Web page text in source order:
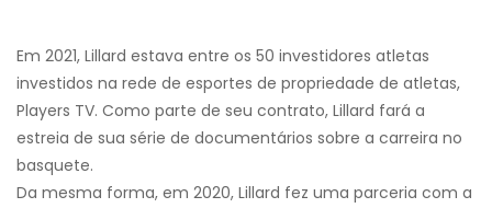
Em 2021, Lillard estava entre os 50 investidores atletas
investidos na rede de esportes de propriedade de atletas,
Players TV. Como parte de seu contrato, Lillard fará a
estreia de sua série de documentários sobre a carreira no
basquete.
Da mesma forma, em 2020, Lillard fez uma parceria com a